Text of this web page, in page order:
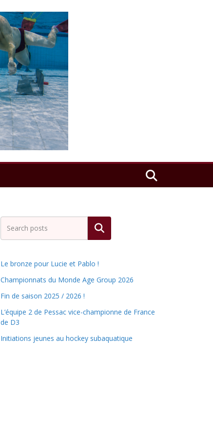
Rechercher
Le bronze pour Lucie et Pablo !
Championnats du Monde Age Group 2026
Fin de saison 2025 / 2026 !
L’équipe 2 de Pessac vice-championne de France
de D3
Initiations jeunes au hockey subaquatique